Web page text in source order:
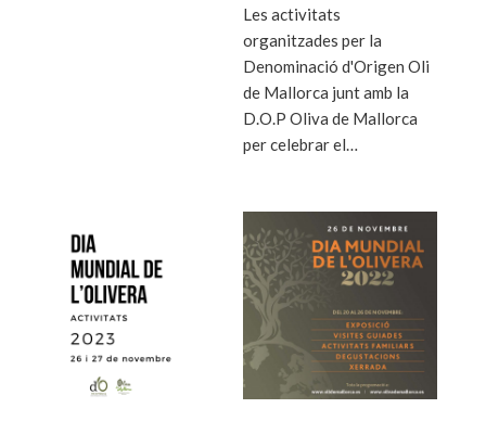
Les activitats
organitzades per la
Denominació d'Origen Oli
de Mallorca junt amb la
D.O.P Oliva de Mallorca
per celebrar el…